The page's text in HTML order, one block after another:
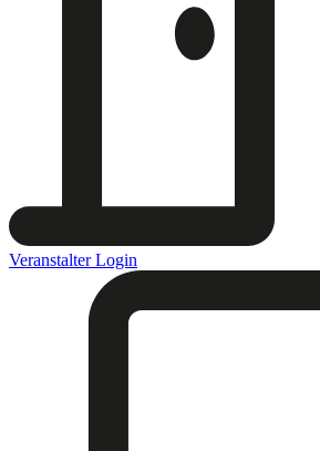
Veranstalter Login